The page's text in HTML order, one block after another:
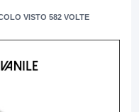
VISTO 582 VOLTE